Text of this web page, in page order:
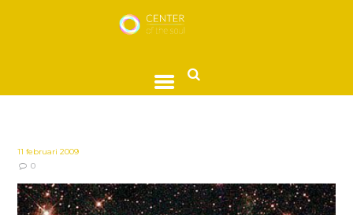
11 februari 2009
0